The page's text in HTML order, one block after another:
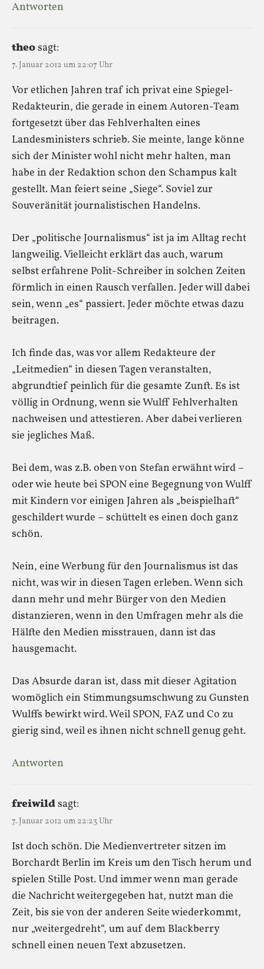
Antworten
theosagt:
7. Januar 2012 um 22:07 Uhr
Vor etlichen Jahren traf ich privat eine Spiegel-
Redakteurin, die gerade in einem Autoren-Team
fortgesetzt über das Fehlverhalten eines
Landesministers schrieb. Sie meinte, lange könne
sich der Minister wohl nicht mehr halten, man
habe in der Redaktion schon den Schampus kalt
gestellt. Man feiert seine „Siege“. Soviel zur
Souveränität journalistischen Handelns.
Der „politische Journalismus“ ist ja im Alltag recht
langweilig. Vielleicht erklärt das auch, warum
selbst erfahrene Polit-Schreiber in solchen Zeiten
förmlich in einen Rausch verfallen. Jeder will dabei
sein, wenn „es“ passiert. Jeder möchte etwas dazu
beitragen.
Ich finde das, was vor allem Redakteure der
„Leitmedien“ in diesen Tagen veranstalten,
abgrundtief peinlich für die gesamte Zunft. Es ist
völlig in Ordnung, wenn sie Wulff Fehlverhalten
nachweisen und attestieren. Aber dabei verlieren
sie jegliches Maß.
Bei dem, was z.B. oben von Stefan erwähnt wird –
oder wie heute bei SPON eine Begegnung von Wulff
mit Kindern vor einigen Jahren als „beispielhaft“
geschildert wurde – schüttelt es einen doch ganz
schön.
Nein, eine Werbung für den Journalismus ist das
nicht, was wir in diesen Tagen erleben. Wenn sich
dann mehr und mehr Bürger von den Medien
distanzieren, wenn in den Umfragen mehr als die
Hälfte den Medien misstrauen, dann ist das
hausgemacht.
Das Absurde daran ist, dass mit dieser Agitation
womöglich ein Stimmungsumschwung zu Gunsten
Wulffs bewirkt wird. Weil SPON, FAZ und Co zu
gierig sind, weil es ihnen nicht schnell genug geht.
Antworten
freiwildsagt:
7. Januar 2012 um 22:23 Uhr
Ist doch schön. Die Medienvertreter sitzen im
Borchardt Berlin im Kreis um den Tisch herum und
spielen Stille Post. Und immer wenn man gerade
die Nachricht weitergegeben hat, nutzt man die
Zeit, bis sie von der anderen Seite wiederkommt,
nur „weitergedreht“, um auf dem Blackberry
schnell einen neuen Text abzusetzen.